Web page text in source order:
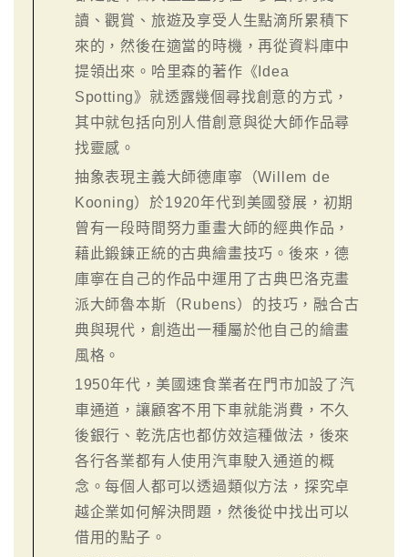
讀、觀賞、旅遊及享受人生點滴所累積下
來的，然後在適當的時機，再從資料庫中
提領出來。哈里森的著作《Idea
Spotting》就透露幾個尋找創意的方式，
其中就包括向別人借創意與從大師作品尋
找靈感。
抽象表現主義大師德庫寧（Willem de
Kooning）於1920年代到美國發展，初期
曾有一段時間努力重畫大師的經典作品，
藉此鍛鍊正統的古典繪畫技巧。後來，德
庫寧在自己的作品中運用了古典巴洛克畫
派大師魯本斯（Rubens）的技巧，融合古
典與現代，創造出一種屬於他自己的繪畫
風格。
1950年代，美國速食業者在門市加設了汽
車通道，讓顧客不用下車就能消費，不久
後銀行、乾洗店也都仿效這種做法，後來
各行各業都有人使用汽車駛入通道的概
念。每個人都可以透過類似方法，探究卓
越企業如何解決問題，然後從中找出可以
借用的點子。